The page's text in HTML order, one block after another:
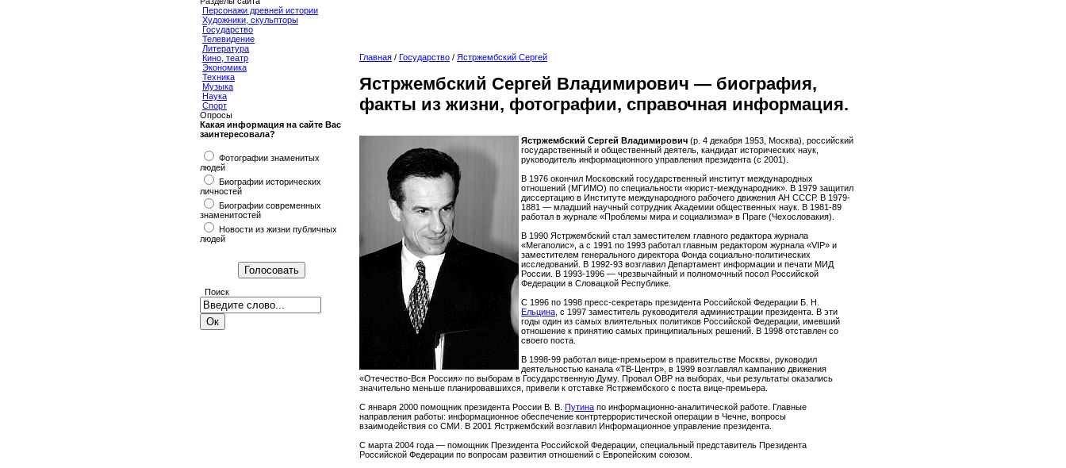
Персонажи древней истории
Художники, скульпторы
Государство
Телевидение
Литература
Кино, театр
Экономика
Техника
Музыка
Наука
Спорт
Опросы
Какая информация на сайте Вас
заинтересовала?
Фотографии знаменитых
людей
Биографии исторических
личностей
Биографии современных
знаменитостей
Новости из жизни публичных
людей
Поиск
Главная / Государство / Ястржембский Сергей
Ястржембский Сергей Владимирович — биография,
факты из жизни, фотографии, справочная информация.
Ястржембский Сергей Владимирович (р. 4 декабря 1953, Москва), российский
государственный и общественный деятель, кандидат исторических наук,
руководитель информационного управления президента (с 2001).
В 1976 окончил Московский государственный институт международных
отношений (МГИМО) по специальности «юрист-международник». В 1979 защитил
диссертацию в Институте международного рабочего движения АН СССР. В 1979-
1881 — младший научный сотрудник Академии общественных наук. В 1981-89
работал в журнале «Проблемы мира и социализма» в Праге (Чехословакия).
В 1990 Ястржембский стал заместителем главного редактора журнала
«Мегаполис», а с 1991 по 1993 работал главным редактором журнала «VIP» и
заместителем генерального директора Фонда социально-политических
исследований. В 1992-93 возглавил Департамент информации и печати МИД
России. В 1993-1996 — чрезвычайный и полномочный посол Российской
Федерации в Словацкой Республике.
С 1996 по 1998 пресс-секретарь президента Российской Федерации Б. Н.
Ельцина, с 1997 заместитель руководителя администрации президента. В эти
годы один из самых влиятельных политиков Российской Федерации, имевший
отношение к принятию самых принципиальных решений. В 1998 отставлен со
своего поста.
В 1998-99 работал вице-премьером в правительстве Москвы, руководил
деятельностью канала «ТВ-Центр», в 1999 возглавлял кампанию движения
«Отечество-Вся Россия» по выборам в Государственную Думу. Провал ОВР на выборах, чьи результаты оказались
значительно меньше планировавшихся, привели к отставке Ястржембского с поста вице-премьера.
С января 2000 помощник президента России В. В. Путина по информационно-аналитической работе. Главные
направления работы: информационное обеспечение контртеррористической операции в Чечне, вопросы
взаимодействия со СМИ. В 2001 Ястржембский возглавил Информационное управление президента.
С марта 2004 года — помощник Президента Российской Федерации, специальный представитель Президента
Российской Федерации по вопросам развития отношений с Европейским союзом.